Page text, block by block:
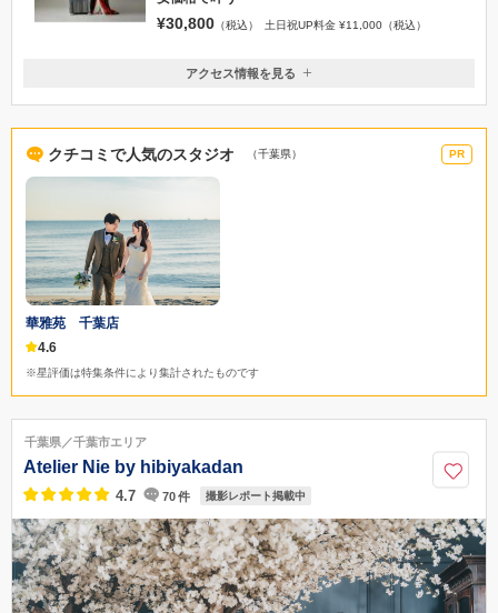
¥30,800 （税込） 土日祝UP料金 ¥11,000（税込）
千葉県千葉市美浜区ひび野2丁目4番地 プレナ2F
アクセス情報を見る
クチコミで人気のスタジオ （千葉県） PR
華雅苑 千葉店
4.6
※星評価は特集条件により集計されたものです
千葉県／千葉市エリア
Atelier Nie by hibiyakadan
4.7 70件 撮影レポート掲載中